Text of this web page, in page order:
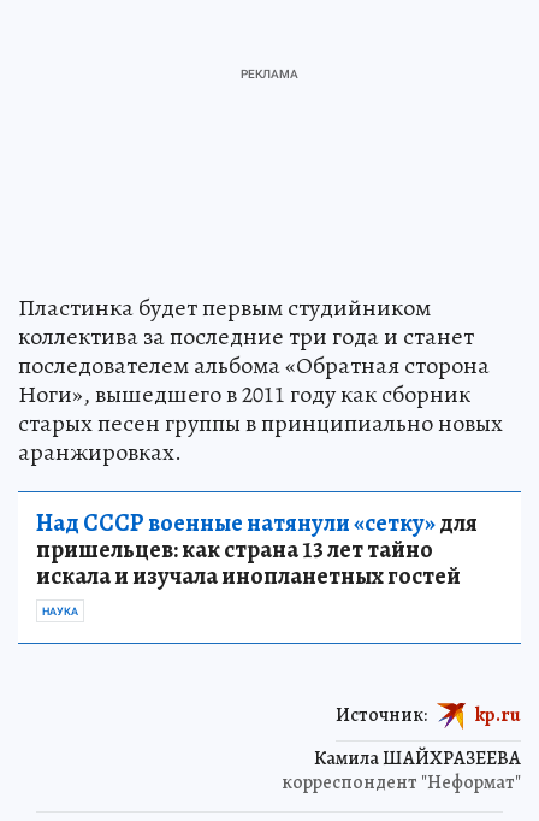
Пластинка будет первым студийником
коллектива за последние три года и станет
последователем альбома «Обратная сторона
Ноги», вышедшего в 2011 году как сборник
старых песен группы в принципиально новых
аранжировках.
Над СССР военные натянули «сетку»для
пришельцев: как страна 13 лет тайно
искала и изучала инопланетных гостей
НАУКА
Камила ШАЙХРАЗЕЕВА
корреспондент "Неформат"
Источник: kp.ru